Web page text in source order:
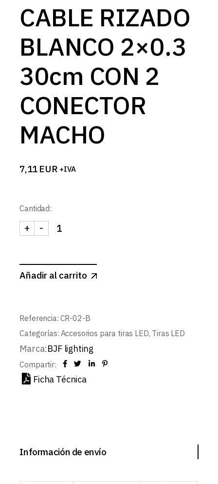
CABLE RIZADO
BLANCO 2×0.3
30cm CON 2
CONECTOR
MACHO
7,11 EUR +IVA
Cantidad:
CABLE RIZADO BLANCO 2x0.3 30cm CON 2
-
+
Añadir al carrito
Referencia: CR-02-B
Categorías: Accesorios para tiras LED, Tiras LED
Marca:BJF lighting
Compartir:
Ficha Técnica
Información de envío